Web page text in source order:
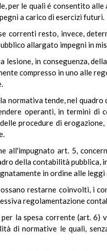
per le quali é consentito
a carico di esercizi futuri.
correnti resto, invece,
allargato impegni in
lesione, in conseguenza,
compresso in uno alle
normativa tende, nel
operanti, in termini di
procedure di
all'impugnato art. 5,
della contabilità
in ordine alle
restarne coinvolti, i
regolamentazione
la spesa corrente (art.
di normative le quali,